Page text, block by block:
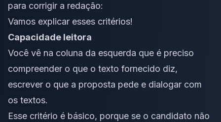
para corrigir a redação:
Vamos explicar esses critérios!
Capacidade leitora
Você vê na coluna da esquerda que é preciso
compreender o que o texto fornecido diz,
escrever o que a proposta pede e dialogar com
os textos.
Esse critério é básico, porque se o candidato não